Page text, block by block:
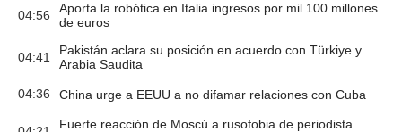
04:56
Aporta la robótica en Italia ingresos por mil 100 millones
de euros
04:41
Pakistán aclara su posición en acuerdo con Türkiye y
Arabia Saudita
04:36 China urge a EEUU a no difamar relaciones con Cuba
Fuerte reacción de Moscú a rusofobia de periodista